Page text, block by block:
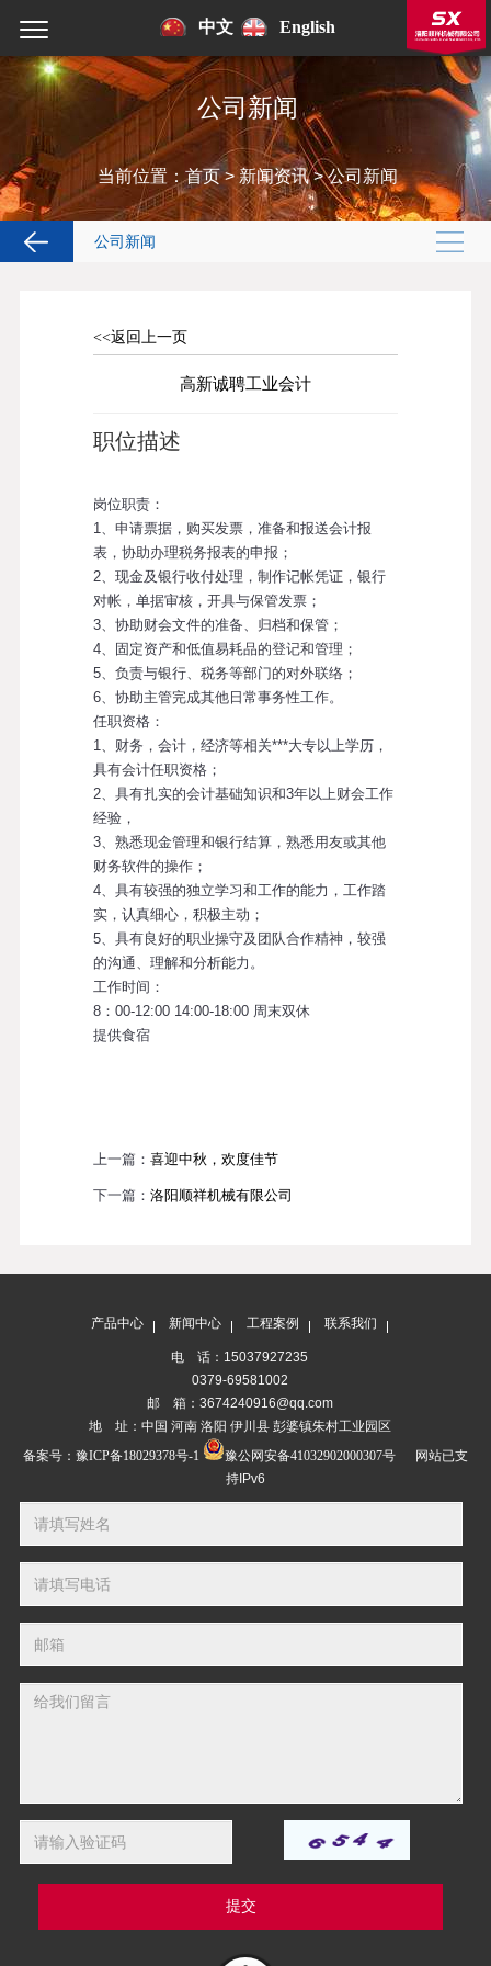
中文 English
公司新闻
当前位置：首页>新闻资讯>公司新闻
公司新闻
<<返回上一页
高新诚聘工业会计
职位描述
岗位职责：
1、申请票据，购买发票，准备和报送会计报
表，协助办理税务报表的申报；
2、现金及银行收付处理，制作记帐凭证，银行
对帐，单据审核，开具与保管发票；
3、协助财会文件的准备、归档和保管；
4、固定资产和低值易耗品的登记和管理；
5、负责与银行、税务等部门的对外联络；
6、协助主管完成其他日常事务性工作。
任职资格：
1、财务，会计，经济等相关***大专以上学历，
具有会计任职资格；
2、具有扎实的会计基础知识和3年以上财会工作
经验，
3、熟悉现金管理和银行结算，熟悉用友或其他
财务软件的操作；
4、具有较强的独立学习和工作的能力，工作踏
实，认真细心，积极主动；
5、具有良好的职业操守及团队合作精神，较强
的沟通、理解和分析能力。
工作时间：
8：00-12:00 14:00-18:00 周末双休
提供食宿
上一篇：喜迎中秋，欢度佳节
下一篇：洛阳顺祥机械有限公司
产品中心 新闻中心 工程案例 联系我们
电 话：15037927235
0379-69581002
邮 箱：3674240916@qq.com
地 址：中国 河南 洛阳 伊川县 彭婆镇朱村工业园区
备案号： 豫ICP备18029378号-1 豫公网安备41032902000307号
网站已支
持IPv6
提交